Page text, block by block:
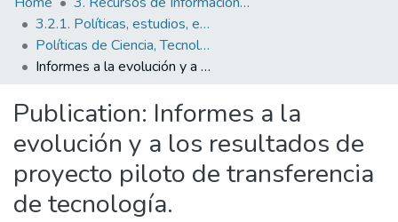
All of DSpace
Statistics
3.2.1. Políticas, estudios, evaluaciones e indicadores de CTeI
Políticas de Ciencia, Tecnología e Innovación
Informes a la evolución y a los resultados de proyecto piloto de transferencia de tecnología.
Publication: Informes a la
evolución y a los resultados de
proyecto piloto de transferencia
de tecnología.